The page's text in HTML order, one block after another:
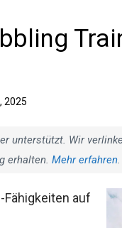
2025
unterstützt. Wir
erhalten. Mehr erfahren.
auf